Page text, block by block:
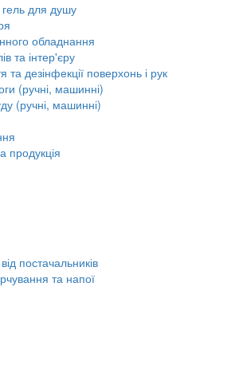
для душу
обладнання
та інтер'єру
дезінфекції поверхонь і рук
(ручні, машинні)
(ручні, машинні)
продукція
постачальників
та напої